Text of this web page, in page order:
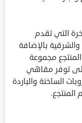
التي تقدم
بالإضافة
المنتجع مجموعة
الى توفر مقاهي
الساخنة والباردة